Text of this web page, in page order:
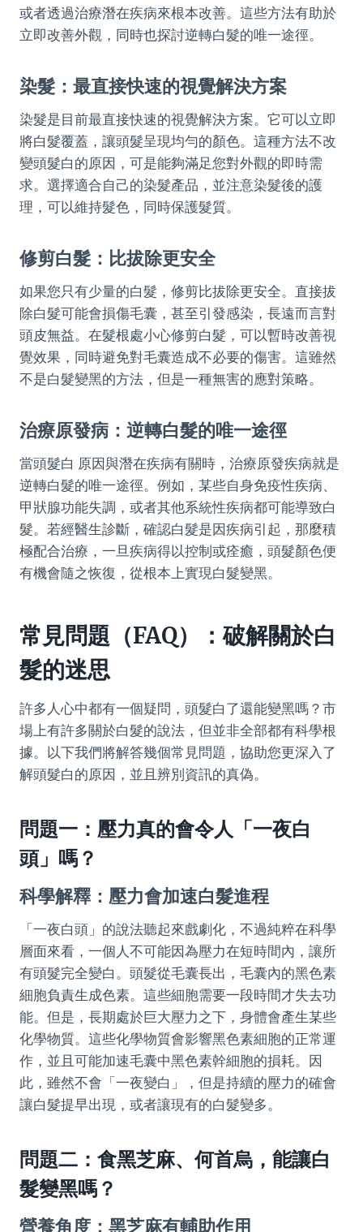
或者透過治療潛在疾病來根本改善。這些方法有助於
立即改善外觀，同時也探討逆轉白髮的唯一途徑。
染髮：最直接快速的視覺解決方案
染髮是目前最直接快速的視覺解決方案。它可以立即
將白髮覆蓋，讓頭髮呈現均勻的顏色。這種方法不改
變頭髮白的原因，可是能夠滿足您對外觀的即時需
求。選擇適合自己的染髮產品，並注意染髮後的護
理，可以維持髮色，同時保護髮質。
修剪白髮：比拔除更安全
如果您只有少量的白髮，修剪比拔除更安全。直接拔
除白髮可能會損傷毛囊，甚至引發感染，長遠而言對
頭皮無益。在髮根處小心修剪白髮，可以暫時改善視
覺效果，同時避免對毛囊造成不必要的傷害。這雖然
不是白髮變黑的方法，但是一種無害的應對策略。
治療原發病：逆轉白髮的唯一途徑
當頭髮白 原因與潛在疾病有關時，治療原發疾病就是
逆轉白髮的唯一途徑。例如，某些自身免疫性疾病、
甲狀腺功能失調，或者其他系統性疾病都可能導致白
髮。若經醫生診斷，確認白髮是因疾病引起，那麼積
極配合治療，一旦疾病得以控制或痊癒，頭髮顏色便
有機會隨之恢復，從根本上實現白髮變黑。
常見問題（FAQ）：破解關於白
髮的迷思
許多人心中都有一個疑問，頭髮白了還能變黑嗎？市
場上有許多關於白髮的說法，但並非全部都有科學根
據。以下我們將解答幾個常見問題，協助您更深入了
解頭髮白的原因，並且辨別資訊的真偽。
問題一：壓力真的會令人「一夜白
頭」嗎？
科學解釋：壓力會加速白髮進程
「一夜白頭」的說法聽起來戲劇化，不過純粹在科學
層面來看，一個人不可能因為壓力在短時間內，讓所
有頭髮完全變白。頭髮從毛囊長出，毛囊內的黑色素
細胞負責生成色素。這些細胞需要一段時間才失去功
能。但是，長期處於巨大壓力之下，身體會產生某些
化學物質。這些化學物質會影響黑色素細胞的正常運
作，並且可能加速毛囊中黑色素幹細胞的損耗。因
此，雖然不會「一夜變白」，但是持續的壓力的確會
讓白髮提早出現，或者讓現有的白髮變多。
問題二：食黑芝麻、何首烏，能讓白
髮變黑嗎？
營養角度：黑芝麻有輔助作用